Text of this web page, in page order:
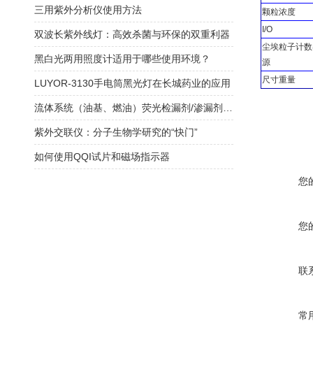
颗粒浓度
I/O
尘埃粒子计
源
尺寸重量
您
您
联
常
三用紫外分析仪使用方法
双波长紫外线灯：高效杀菌与环保的双重利器
黑白光两用照度计适用于哪些使用环境？
LUYOR-3130手电筒黑光灯在长城药业的应用
紫外交联仪：分子生物学研究的“快门”
如何使用QQI试片和磁场指示器